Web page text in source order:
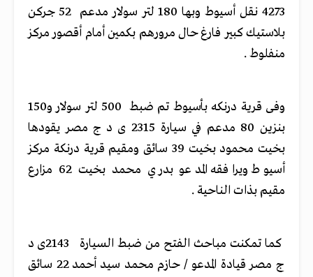
4273 نقل أسيوط وبها 180 لتر سولار مدعم 52 جركن
بلاستيك كبير فارغ حال مرورهم بكمين أمام أقصور مركز
منفلوط .
وفى قرية درنكه بأسيوط تم ضبط 500 لتر سولار و150
بنزين 80 مدعم في سيارة 2315 ى د ج مصر يقودها
بخيت محمود بخيت 39 سائق ومقيم قرية درنكة مركز
أسيوط ويرافقه المدعو بدري محمد بخيت 62 مزارع
مقيم بذات الناحية .
كما تمكنت مباحث الفتح من ضبط السيارة 2143ى د
ج مصر قيادة المدعو / حازم محمد سيد أحمد 22 سائق